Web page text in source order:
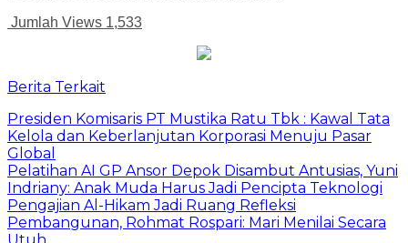
Jumlah Views 1,533
Berita Terkait
Presiden Komisaris PT Mustika Ratu Tbk : Kawal Tata
Kelola dan Keberlanjutan Korporasi Menuju Pasar
Global
Pelatihan AI GP Ansor Depok Disambut Antusias, Yuni
Indriany: Anak Muda Harus Jadi Pencipta Teknologi
Pengajian Al-Hikam Jadi Ruang Refleksi
Pembangunan, Rohmat Rospari: Mari Menilai Secara